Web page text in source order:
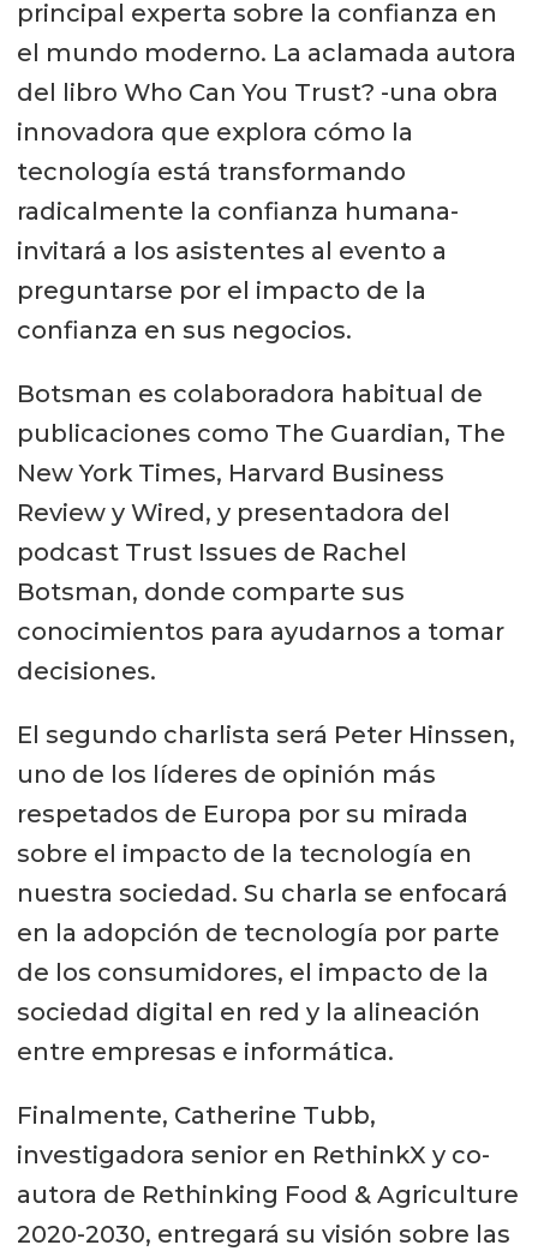
principal experta sobre la confianza en
el mundo moderno. La aclamada autora
del libro Who Can You Trust? -una obra
innovadora que explora cómo la
tecnología está transformando
radicalmente la confianza humana-
invitará a los asistentes al evento a
preguntarse por el impacto de la
confianza en sus negocios.
Botsman es colaboradora habitual de
publicaciones como The Guardian, The
New York Times, Harvard Business
Review y Wired, y presentadora del
podcast Trust Issues de Rachel
Botsman, donde comparte sus
conocimientos para ayudarnos a tomar
decisiones.
El segundo charlista será Peter Hinssen,
uno de los líderes de opinión más
respetados de Europa por su mirada
sobre el impacto de la tecnología en
nuestra sociedad. Su charla se enfocará
en la adopción de tecnología por parte
de los consumidores, el impacto de la
sociedad digital en red y la alineación
entre empresas e informática.
Finalmente, Catherine Tubb,
investigadora senior en RethinkX y co-
autora de Rethinking Food & Agriculture
2020-2030, entregará su visión sobre las